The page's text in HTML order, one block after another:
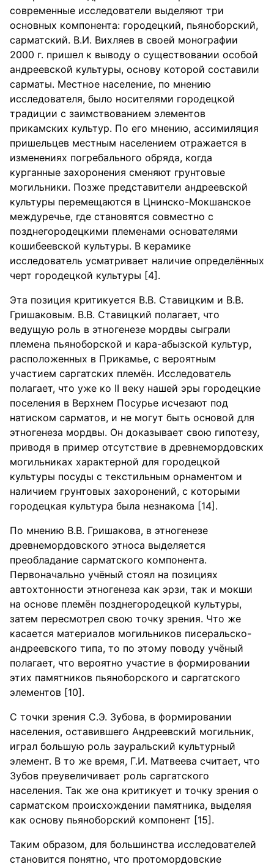
современные исследователи выделяют три
основных компонента: городецкий, пьяноборский,
сарматский. В.И. Вихляев в своей монографии
2000 г. пришел к выводу о существовании особой
андреевской культуры, основу которой составили
сарматы. Местное население, по мнению
исследователя, было носителями городецкой
традиции с заимствованием элементов
прикамских культур. По его мнению, ассимиляция
пришельцев местным населением отражается в
изменениях погребального обряда, когда
курганные захоронения сменяют грунтовые
могильники. Позже представители андреевской
культуры перемещаются в Цнинско-Мокшанское
междуречье, где становятся совместно с
позднегородецкими племенами основателями
кошибеевской культуры. В керамике
исследователь усматривает наличие определённых
черт городецкой культуры [4].
Эта позиция критикуется В.В. Ставицким и В.В.
Гришаковым. В.В. Ставицкий полагает, что
ведущую роль в этногенезе мордвы сыграли
племена пьяноборской и кара-абызской культур,
расположенных в Прикамье, с вероятным
участием саргатских племён. Исследователь
полагает, что уже ко II веку нашей эры городецкие
поселения в Верхнем Посурье исчезают под
натиском сарматов, и не могут быть основой для
этногенеза мордвы. Он доказывает свою гипотезу,
приводя в пример отсутствие в древнемордовских
могильниках характерной для городецкой
культуры посуды с текстильным орнаментом и
наличием грунтовых захоронений, с которыми
городецкая культура была незнакома [14].
По мнению В.В. Гришакова, в этногенезе
древнемордовского этноса выделяется
преобладание сарматского компонента.
Первоначально учёный стоял на позициях
автохтонности этногенеза как эрзи, так и мокши
на основе племён позднегородецкой культуры,
затем пересмотрел свою точку зрения. Что же
касается материалов могильников писеральско-
андреевского типа, то по этому поводу учёный
полагает, что вероятно участие в формировании
этих памятников пьяноборского и саргатского
элементов [10].
С точки зрения С.Э. Зубова, в формировании
населения, оставившего Андреевский могильник,
играл большую роль зауральский культурный
элемент. В то же время, Г.И. Матвеева считает, что
Зубов преувеличивает роль саргатского
населения. Так же она критикует и точку зрения о
сарматском происхождении памятника, выделяя
как основу пьяноборский компонент [15].
Таким образом, для большинства исследователей
становится понятно, что протомордовские